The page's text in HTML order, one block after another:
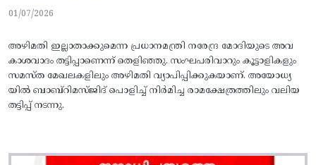
01/07/2026
അഴിമതി ഇല്ലാതാക്കുമെന്ന പ്രധാനമന്ത്രി നരേന്ദ്ര മോദിയുടെ അവ
കാശവാദം തട്ടിപ്പാണെന്ന്‌ തെളിഞ്ഞു. സംഘപരിവാറും കൂട്ടാളികളും
സമസ്‌ത മേഖലകളിലും അഴിമതി വ്യാപിപ്പിക്കുകയാണ്‌. അയോധ്യ
യിൽ ബാബ്‌റിമസ്‌ജിദ്‌ പൊളിച്ച്‌ നിർമിച്ച രാമക്ഷേത്രത്തിലും വലിയ
തട്ടിപ്പ്‌ നടന്നു.